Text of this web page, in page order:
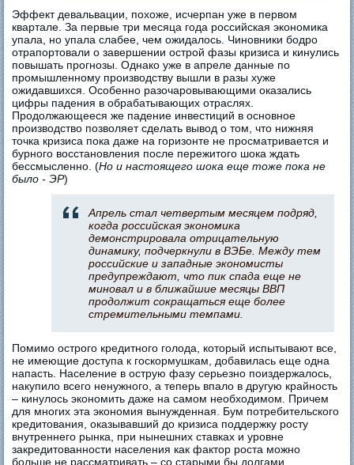
Эффект девальвации, похоже, исчерпан уже в первом
квартале. За первые три месяца года российская экономика
упала, но упала слабее, чем ожидалось. Чиновники бодро
отрапортовали о завершении острой фазы кризиса и кинулись
повышать прогнозы. Однако уже в апреле данные по
промышленному производству вышли в разы хуже
ожидавшихся. Особенно разочаровывающими оказались
цифры падения в обрабатывающих отраслях.
Продолжающееся же падение инвестиций в основное
производство позволяет сделать вывод о том, что нижняя
точка кризиса пока даже на горизонте не просматривается и
бурного восстановления после пережитого шока ждать
бессмысленно. (Но и настоящего шока еще тоже пока не
было - ЭР)
Апрель стал четвертым месяцем подряд,
когда российская экономика
демонстрировала отрицательную
динамику, подчеркнули в ВЭБе. Между тем
российские и западные экономисты
предупреждают, что пик спада еще не
миновал и в ближайшие месяцы ВВП
продолжит сокращаться еще более
стремительными темпами.
Помимо острого кредитного голода, который испытывают все,
не имеющие доступа к госкормушкам, добавилась еще одна
напасть. Население в острую фазу серьезно поиздержалось,
накупило всего ненужного, а теперь впало в другую крайность
– кинулось экономить даже на самом необходимом. Причем
для многих эта экономия вынужденная. Бум потребительского
кредитования, оказывавший до кризиса поддержку росту
внутреннего рынка, при нынешних ставках и уровне
закредитованности населения как фактор роста можно
больше не рассматривать – со старыми бы долгами